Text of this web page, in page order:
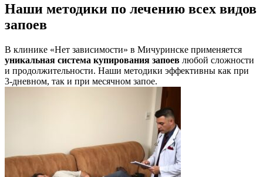
Наши методики по лечению всех видов
запоев
В клинике «Нет зависимости» в Мичуринске применяется
уникальная система купирования запоев любой сложности
и продолжительности. Наши методики эффективны как при
3-дневном, так и при месячном запое.